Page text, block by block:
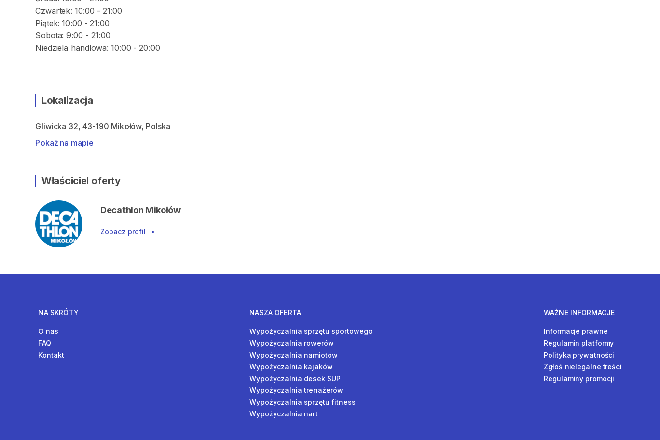
Czwartek: 10:00 - 21:00
Piątek: 10:00 - 21:00
Sobota: 9:00 - 21:00
Niedziela handlowa: 10:00 - 20:00
Lokalizacja
Gliwicka 32, 43-190 Mikołów, Polska
Pokaż na mapie
Właściciel oferty
Decathlon Mikołów
Zobacz profil •
NA SKRÓTY
O nas
FAQ
Kontakt
NASZA OFERTA
Wypożyczalnia sprzętu sportowego
Wypożyczalnia rowerów
Wypożyczalnia namiotów
Wypożyczalnia kajaków
Wypożyczalnia desek SUP
Wypożyczalnia trenażerów
Wypożyczalnia sprzętu fitness
Wypożyczalnia nart
WAŻNE INFORMACJE
Informacje prawne
Regulamin platformy
Polityka prywatności
Zgłoś nielegalne treści
Regulaminy promocji